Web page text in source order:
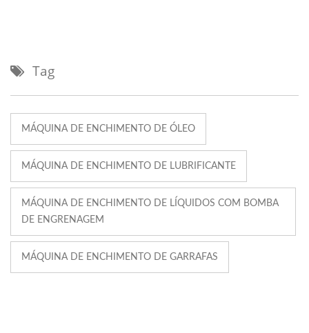
Tag
MÁQUINA DE ENCHIMENTO DE ÓLEO
MÁQUINA DE ENCHIMENTO DE LUBRIFICANTE
MÁQUINA DE ENCHIMENTO DE LÍQUIDOS COM BOMBA
DE ENGRENAGEM
MÁQUINA DE ENCHIMENTO DE GARRAFAS